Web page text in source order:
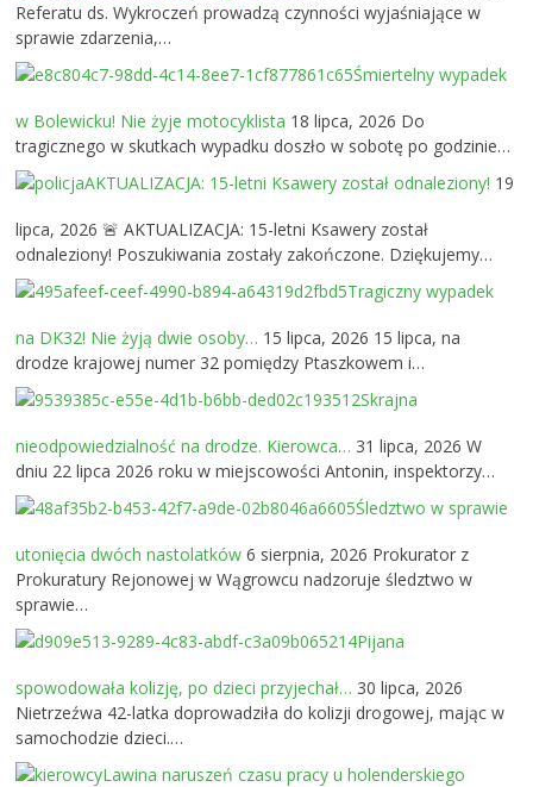
Referatu ds. Wykroczeń prowadzą czynności wyjaśniające w
sprawie zdarzenia,…
Śmiertelny wypadek
w Bolewicku! Nie żyje motocyklista 18 lipca, 2026 Do
tragicznego w skutkach wypadku doszło w sobotę po godzinie…
AKTUALIZACJA: 15-letni Ksawery został odnaleziony! 19
lipca, 2026 🚨 AKTUALIZACJA: 15-letni Ksawery został
odnaleziony! Poszukiwania zostały zakończone. Dziękujemy…
Tragiczny wypadek
na DK32! Nie żyją dwie osoby… 15 lipca, 2026 15 lipca, na
drodze krajowej numer 32 pomiędzy Ptaszkowem i…
Skrajna
nieodpowiedzialność na drodze. Kierowca… 31 lipca, 2026 W
dniu 22 lipca 2026 roku w miejscowości Antonin, inspektorzy…
Śledztwo w sprawie
utonięcia dwóch nastolatków 6 sierpnia, 2026 Prokurator z
Prokuratury Rejonowej w Wągrowcu nadzoruje śledztwo w
sprawie…
Pijana
spowodowała kolizję, po dzieci przyjechał… 30 lipca, 2026
Nietrzeźwa 42-latka doprowadziła do kolizji drogowej, mając w
samochodzie dzieci.…
Lawina naruszeń czasu pracy u holenderskiego